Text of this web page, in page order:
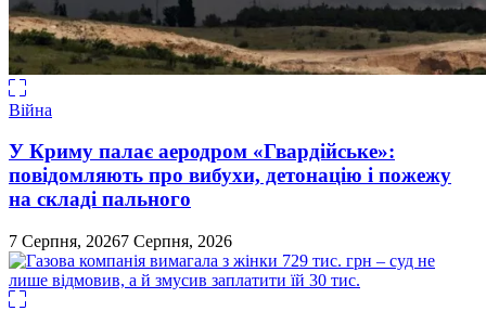
Війна
У Криму палає аеродром «Гвардійське»:
повідомляють про вибухи, детонацію і пожежу
на складі пального
7 Серпня, 20267 Серпня, 2026